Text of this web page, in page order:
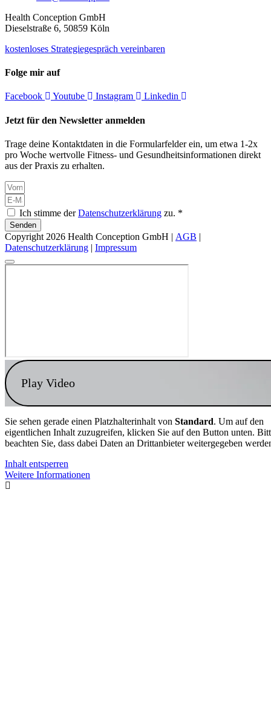
Health Conception GmbH
Dieselstraße 6, 50859 Köln
kostenloses Strategiegespräch vereinbaren
Folge mir auf
Facebook Youtube Instagram Linkedin
Jetzt für den Newsletter anmelden
Trage deine Kontaktdaten in die Formularfelder ein, um etwa 1-2x
pro Woche wertvolle Fitness- und Gesundheitsinformationen direkt
aus der Praxis zu erhalten.
Ich stimme derDatenschutzerklärung zu. *
Senden
Copyright 2026 Health Conception GmbH | AGB |
Datenschutzerklärung | Impressum
Play Video
Sie sehen gerade einen Platzhalterinhalt von Standard. Um auf den
eigentlichen Inhalt zuzugreifen, klicken Sie auf den Button unten.
beachten Sie, dass dabei Daten an Drittanbieter weitergegeben
Inhalt entsperren
Weitere Informationen